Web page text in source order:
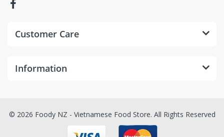
Customer Care
Information
© 2026 Foody NZ - Vietnamese Food Store. All Rights Reserved